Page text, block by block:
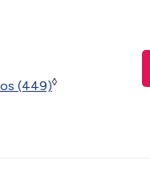
(449)◊